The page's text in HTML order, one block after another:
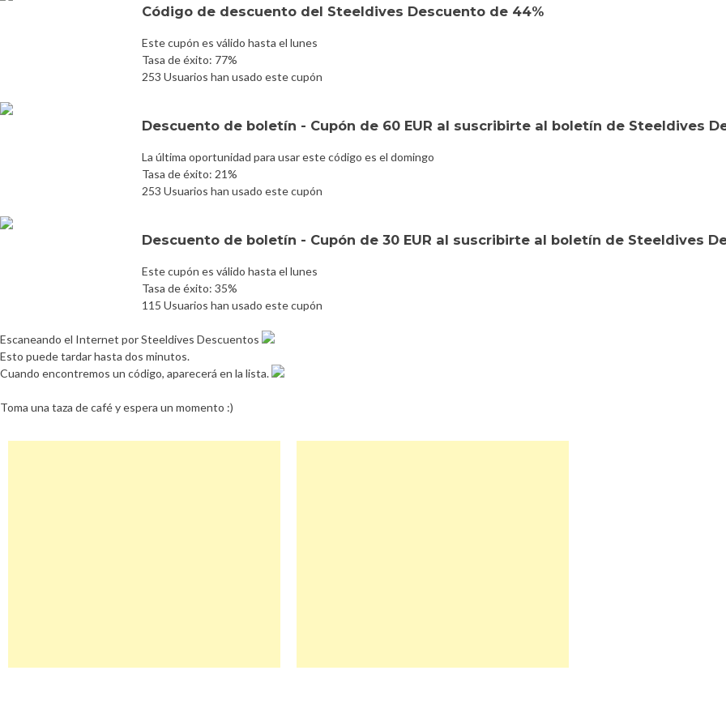
Código de descuento del Steeldives Descuento de 44%
Este cupón es válido hasta el lunes
Tasa de éxito: 77%
253 Usuarios han usado este cupón
Descuento de boletín - Cupón de 60 EUR al suscribirte al boletín de Steeldives
La última oportunidad para usar este código es el domingo
Tasa de éxito: 21%
253 Usuarios han usado este cupón
Descuento de boletín - Cupón de 30 EUR al suscribirte al boletín de Steeldives
Este cupón es válido hasta el lunes
Tasa de éxito: 35%
115 Usuarios han usado este cupón
Escaneando el Internet por Steeldives Descuentos
Esto puede tardar hasta dos minutos.
Cuando encontremos un código, aparecerá en la lista.
Toma una taza de café y espera un momento :)